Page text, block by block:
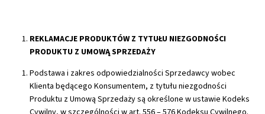
REKLAMACJE PRODUKTÓW Z TYTUŁU NIEZGODNOŚCI
PRODUKTU Z UMOWĄ SPRZEDAŻY
Podstawa i zakres odpowiedzialności Sprzedawcy wobec
Klienta będącego Konsumentem, z tytułu niezgodności
Produktu z Umową Sprzedaży są określone w ustawie Kodeks